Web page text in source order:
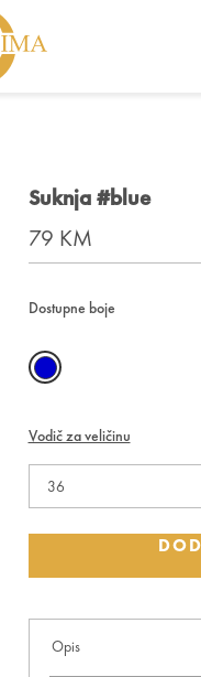
Suknja #blue
79 KM
Dostupne boje
Vodič za veličinu
Opis